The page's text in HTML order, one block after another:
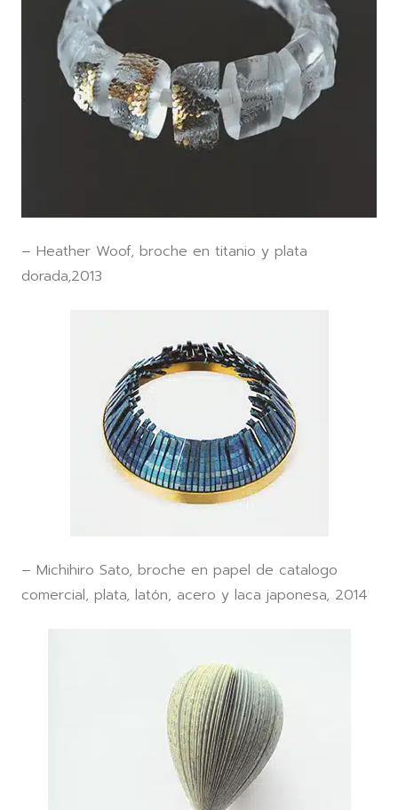
– Heather Woof, broche en titanio y plata
dorada,2013
– Michihiro Sato, broche en papel de catalogo
comercial, plata, latón, acero y laca japonesa, 2014